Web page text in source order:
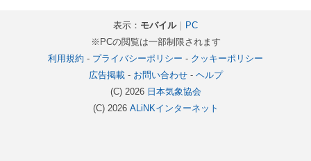
表示： モバイル｜
PC
※PCの閲覧は一部制限されます
利用規約 - プライバシーポリシー - クッキーポリシー
広告掲載- お問い合わせ- ヘルプ
(C) 2026 日本気象協会
(C) 2026 ALiNKインターネット